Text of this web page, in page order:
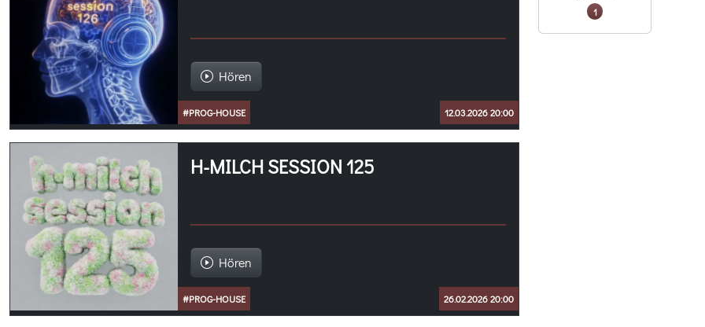
Hören
#PROG-HOUSE 12.03.2026 20:00
H-MILCH SESSION 125
Hören
#PROG-HOUSE 26.02.2026 20:00
1